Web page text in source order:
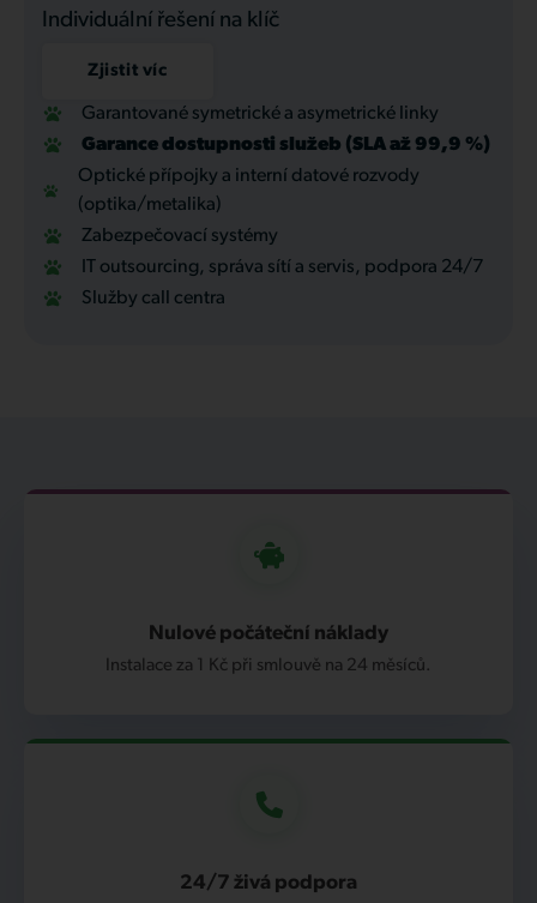
Individuální řešení na klíč
Zjistit víc
Garantované symetrické a asymetrické linky
Garance dostupnosti služeb (SLA až 99,9 %)
Optické přípojky a interní datové rozvody
(optika/metalika)
Zabezpečovací systémy
IT outsourcing, správa sítí a servis, podpora 24/7
Služby call centra
Nulové počáteční náklady
Instalace za 1 Kč při smlouvě na 24 měsíců.
24/7 živá podpora